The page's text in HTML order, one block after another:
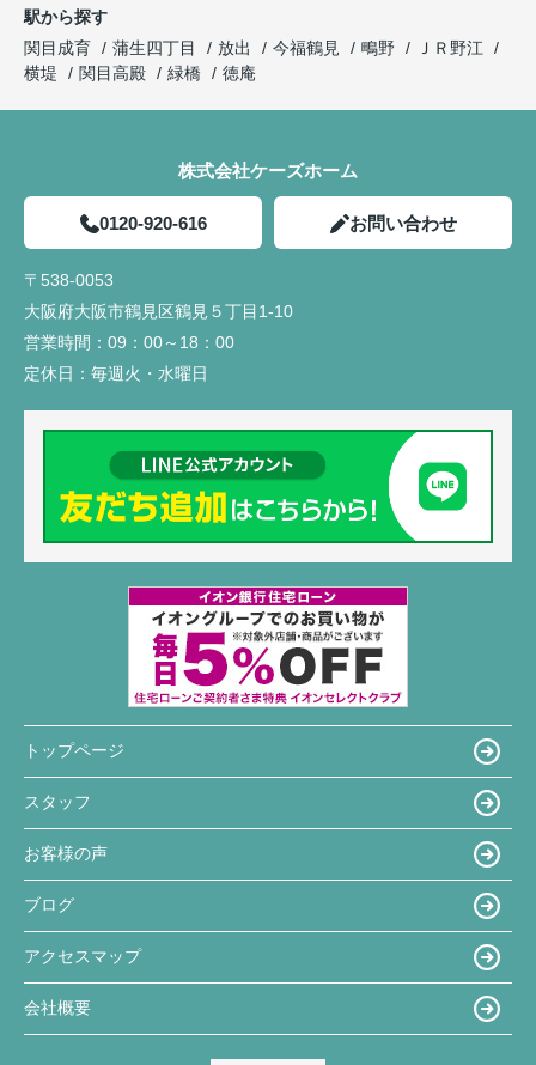
駅から探す
関目成育
蒲生四丁目 放出 今福鶴見 鴫野
ＪＲ野江
横堤
関目高殿 緑橋 徳庵
株式会社ケーズホーム
0120-920-616 お問い合わせ
〒538-0053
大阪府大阪市鶴見区鶴見５丁目1-10
営業時間： 09：00～18：00
定休日： 毎週火・水曜日
トップページ
スタッフ
お客様の声
ブログ
アクセスマップ
会社概要